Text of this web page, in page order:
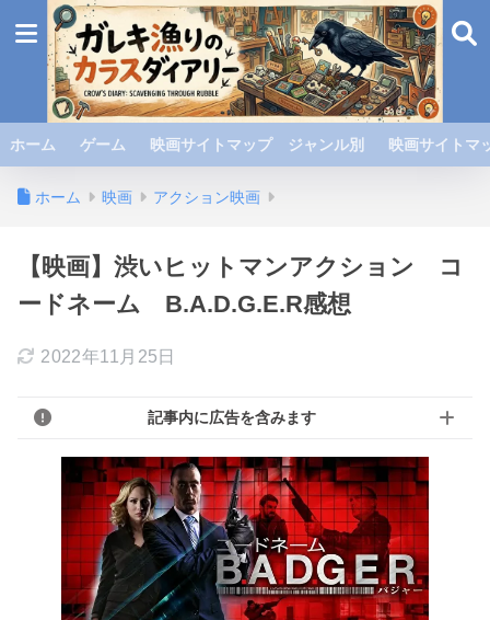
ホーム ゲーム 映画サイトマップ ジャンル別 映画サイト
ホーム 映画 アクション映画
【映画】渋いヒットマンアクション コ
ードネーム B.A.D.G.E.R感想
2022年11月25日
記事内に広告を含みます